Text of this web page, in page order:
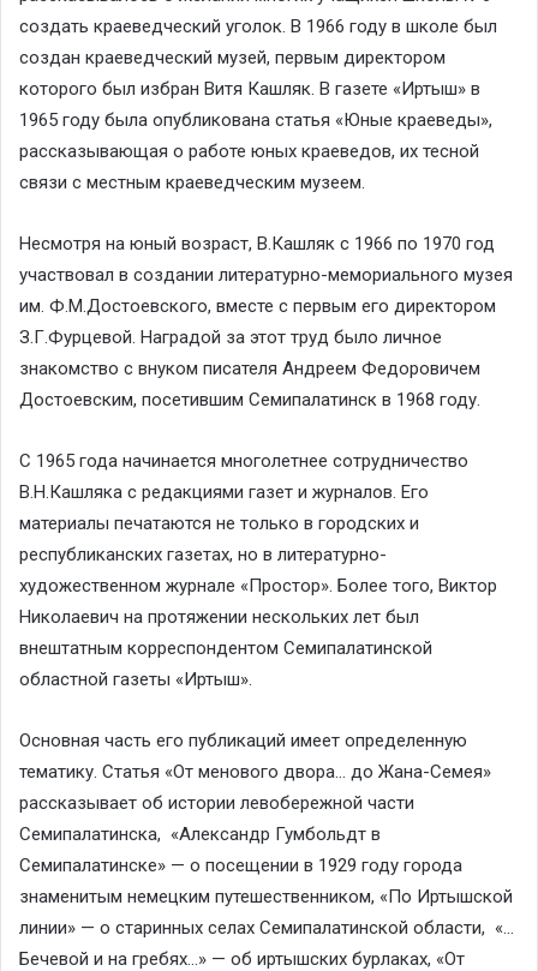
создать краеведческий уголок. В 1966 году в школе был
создан краеведческий музей, первым директором
которого был избран Витя Кашляк. В газете «Иртыш» в
1965 году была опубликована статья «Юные краеведы»,
рассказывающая о работе юных краеведов, их тесной
связи с местным краеведческим музеем.
Несмотря на юный возраст, В.Кашляк с 1966 по 1970 год
участвовал в создании литературно-мемориального музея
им. Ф.М.Достоевского, вместе с первым его директором
З.Г.Фурцевой. Наградой за этот труд было личное
знакомство с внуком писателя Андреем Федоровичем
Достоевским, посетившим Семипалатинск в 1968 году.
С 1965 года начинается многолетнее сотрудничество
В.Н.Кашляка с редакциями газет и журналов. Его
материалы печатаются не только в городских и
республиканских газетах, но в литературно-
художественном журнале «Простор». Более того, Виктор
Николаевич на протяжении нескольких лет был
внештатным корреспондентом Семипалатинской
областной газеты «Иртыш».
Основная часть его публикаций имеет определенную
тематику. Статья «От менового двора… до Жана-Семея»
рассказывает об истории левобережной части
Семипалатинска, «Александр Гумбольдт в
Семипалатинске» — о посещении в 1929 году города
знаменитым немецким путешественником, «По Иртышской
линии» — о старинных селах Семипалатинской области, «…
Бечевой и на гребях…» — об иртышских бурлаках, «От